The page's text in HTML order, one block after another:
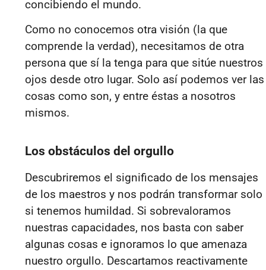
concibiendo el mundo.
Como no conocemos otra visión (la que
comprende la verdad), necesitamos de otra
persona que sí la tenga para que sitúe nuestros
ojos desde otro lugar. Solo así podemos ver las
cosas como son, y entre éstas a nosotros
mismos.
Los obstáculos del orgullo
Descubriremos el significado de los mensajes
de los maestros y nos podrán transformar solo
si tenemos humildad. Si sobrevaloramos
nuestras capacidades, nos basta con saber
algunas cosas e ignoramos lo que amenaza
nuestro orgullo. Descartamos reactivamente